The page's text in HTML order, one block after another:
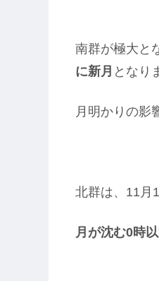
南群が極大と
に新月 となり
月明かりの影
北群は、11月
月が沈む0時